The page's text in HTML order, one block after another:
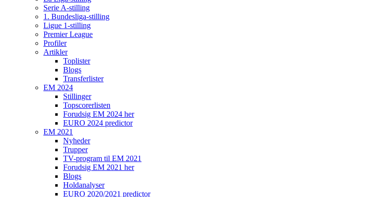
Serie A-stilling
1. Bundesliga-stilling
Ligue 1-stilling
Premier League
Profiler
Artikler
Toplister
Blogs
Transferlister
EM 2024
Stillinger
Topscorerlisten
Forudsig EM 2024 her
EURO 2024 predictor
EM 2021
Nyheder
Trupper
TV-program til EM 2021
Forudsig EM 2021 her
Blogs
Holdanalyser
EURO 2020/2021 predictor